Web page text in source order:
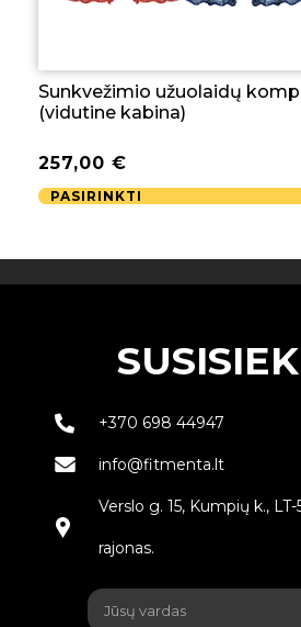
Sunkvežimio užuolaidų
(vidutine kabina)
257,00 €
PASIRINKTI
+370 698 44947
info@fitmenta.lt
Verslo g. 15, Kumpių k., LT-
rajonas.